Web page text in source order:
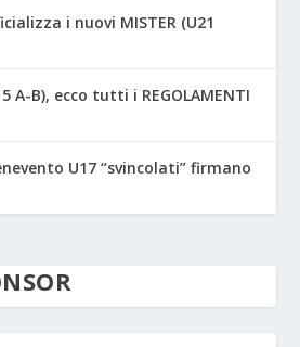
i nuovi MISTER (U21
A-B), ecco tutti i REGOLAMENTI
U17 “svincolati” firmano